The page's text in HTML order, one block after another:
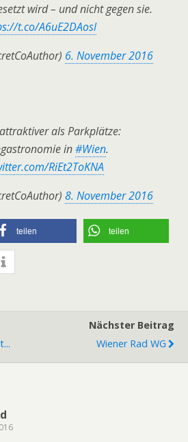
wird – und nicht gegen sie.
t.co/A6uE2DAosl
6. November 2016
als Parkplätze:
in#Wien.
RiEt2ToKNA
8. November 2016
teilen teilen
Nächster Beitrag
Wiener Rad WG